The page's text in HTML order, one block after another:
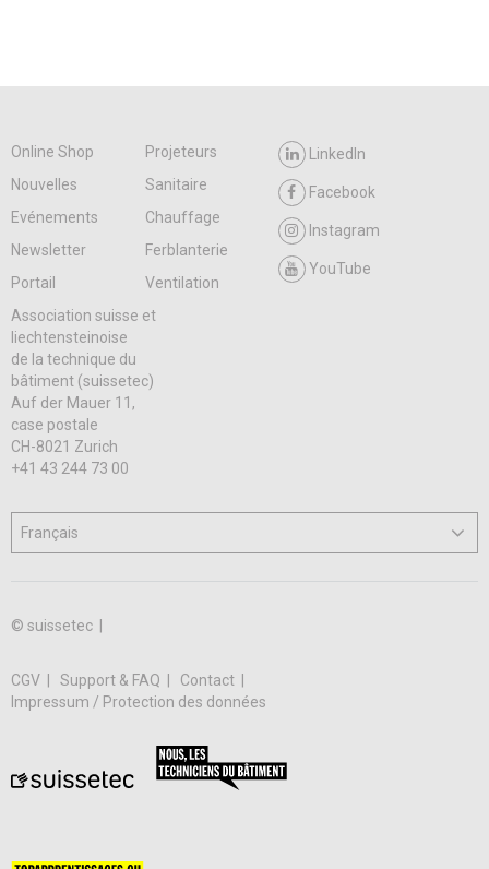
Online Shop
Projeteurs
Nouvelles
Sanitaire
Evénements
Chauffage
Newsletter
Ferblanterie
Portail
Ventilation
LinkedIn
Facebook
Instagram
YouTube
Association suisse et
liechtensteinoise
de la technique du
bâtiment (suissetec)
Auf der Mauer 11,
case postale
CH-8021 Zurich
+41 43 244 73 00
© suissetec |
CGV Support & FAQ
Contact
Impressum / Protection des données